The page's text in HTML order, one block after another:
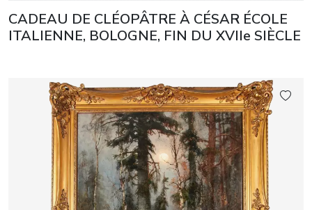
CADEAU DE CLÉOPÂTRE À CÉSAR ÉCOLE
ITALIENNE, BOLOGNE, FIN DU XVIIe SIÈCLE